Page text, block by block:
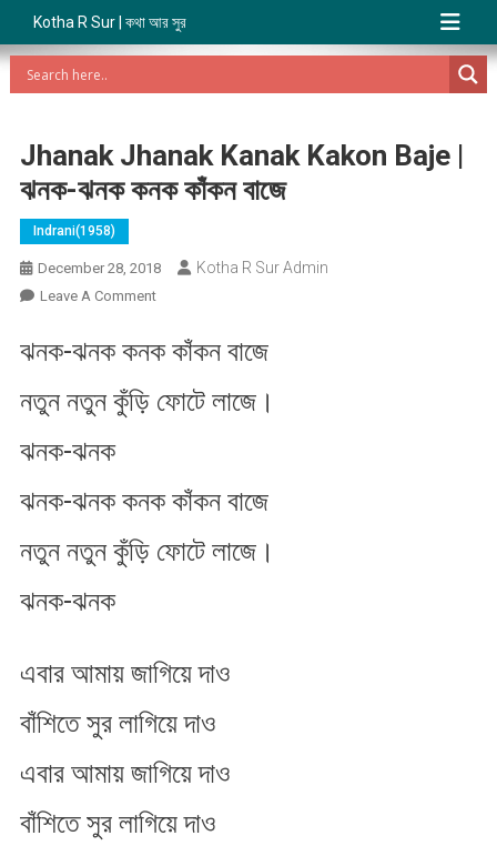
Kotha R Sur | কথা আর সুর
Jhanak Jhanak Kanak Kakon Baje |
ঝনক-ঝনক কনক কাঁকন বাজে
Indrani(1958)
December 28, 2018 Kotha R Sur Admin
Leave A CommentOn
Jhanak
Kakon
ঝনক
কাঁকন
ঝনক-ঝনক কনক কাঁকন বাজে
নতুন নতুন কুঁড়ি ফোটে লাজে।
ঝনক-ঝনক
ঝনক-ঝনক কনক কাঁকন বাজে
নতুন নতুন কুঁড়ি ফোটে লাজে।
ঝনক-ঝনক
এবার আমায় জাগিয়ে দাও
বাঁশিতে সুর লাগিয়ে দাও
এবার আমায় জাগিয়ে দাও
বাঁশিতে সুর লাগিয়ে দাও